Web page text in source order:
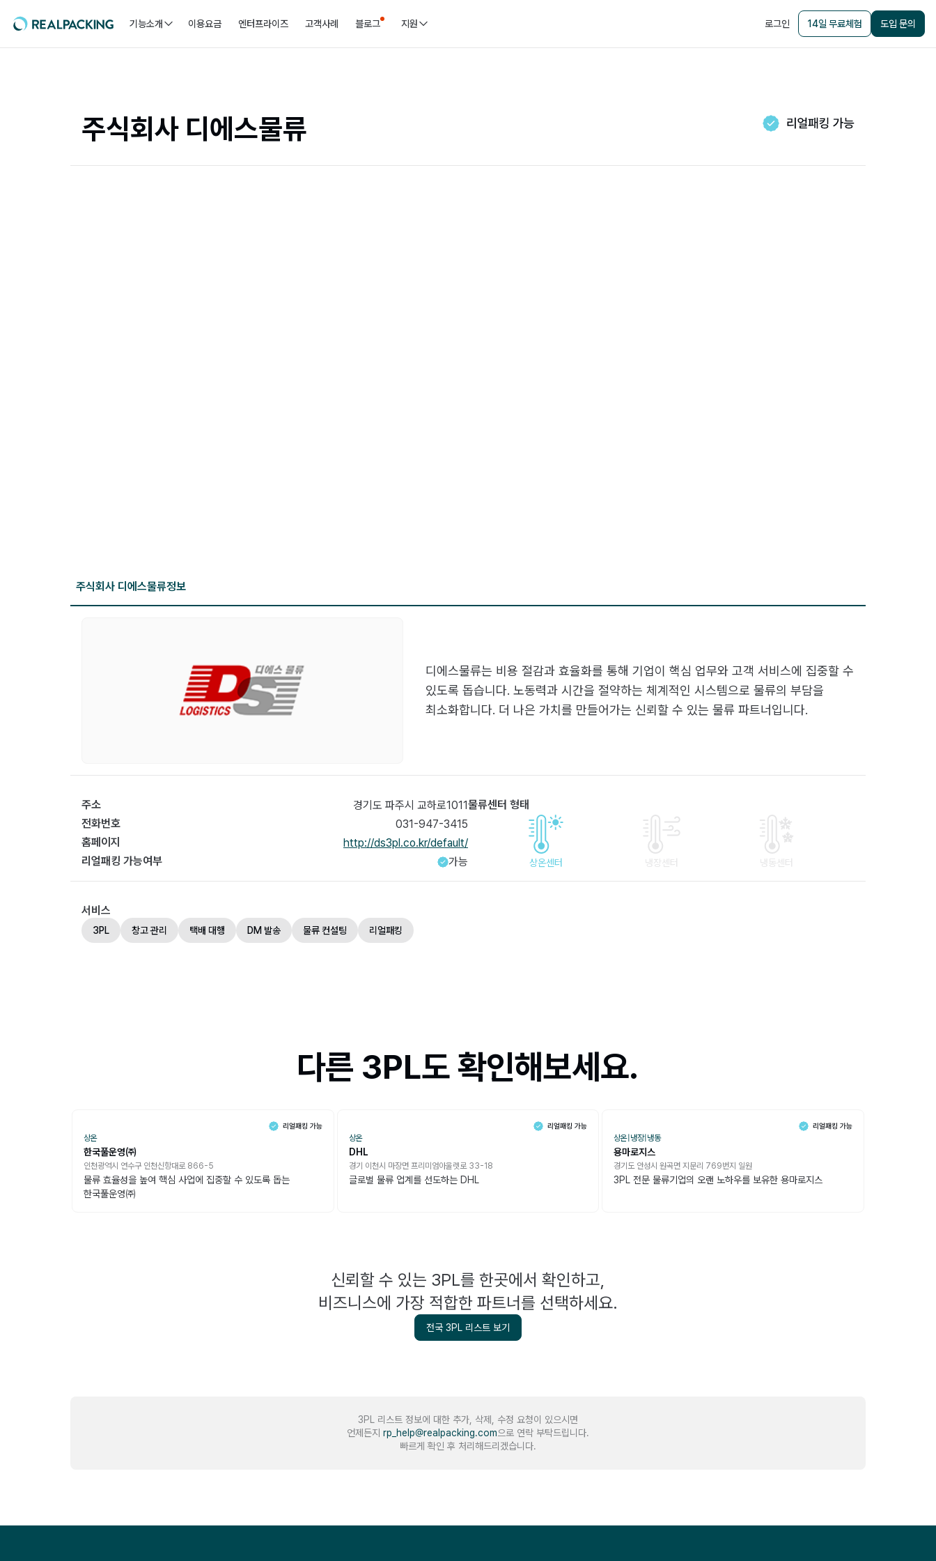
기능소개 이용요금 엔터프라이즈 고객사례 블로그 지원 로그인 14일 무료체험 도입 문의
주식회사 디에스물류
주식회사 디에스물류정보
디에스물류는 비용 절감과 효율화를 통해 기업이 핵심 업무와 고객 서비스에 집중할 수
있도록 돕습니다. 노동력과 시간을 절약하는 체계적인 시스템으로 물류의 부담을
최소화합니다. 더 나은 가치를 만들어가는 신뢰할 수 있는 물류 파트너입니다.
주소
경기도 파주시 교하로1011
전화번호
031-947-3415
홈페이지
http://ds3pl.co.kr/default/
리얼패킹 가능여부
가능
물류센터 형태
상온센터 냉장센터 냉동센터
서비스
3PL 창고 관리 택배 대행 DM 발송 물류 컨설팅 리얼패킹
다른 3PL도 확인해보세요.
상온
한국풀운영㈜
인천광역시 연수구 인천신항대로 866-5
물류 효율성을 높여 핵심 사업에 집중할 수 있도록 돕는
한국풀운영㈜
상온
DHL
경기 이천시 마장면 프리미엄아울렛로 33-18
글로벌 물류 업계를 선도하는 DHL
상온 냉장| 냉동
용마로지스
경기도 안성시 원곡면 지문리 769번지 일원
3PL 전문 물류기업의 오랜 노하우를 보유한 용마로지스
신뢰할 수 있는 3PL를 한곳에서 확인하고,
비즈니스에 가장 적합한 파트너를 선택하세요.
전국 3PL 리스트 보기
3PL 리스트 정보에 대한 추가, 삭제, 수정 요청이 있으시면
언제든지 rp_help@realpacking.com으로 연락 부탁드립니다.
빠르게 확인 후 처리해드리겠습니다.